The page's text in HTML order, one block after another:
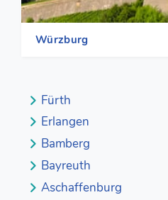
Würzburg
Fürth
Erlangen
Bamberg
Bayreuth
Aschaffenburg